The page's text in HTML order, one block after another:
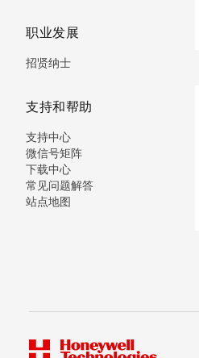
职业发展
招贤纳士
支持和帮助
支持中心
微信号矩阵
下载中心
常见问题解答
站点地图